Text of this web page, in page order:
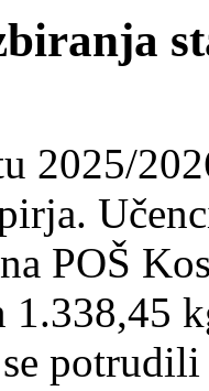
2025/
POŠ
1.338,45